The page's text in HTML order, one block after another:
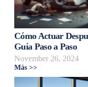
Cómo Actuar
Guía Paso a Paso
November 26, 2024
Más >>